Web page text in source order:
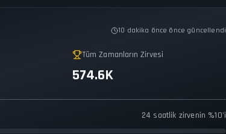
10 dakika önce önce güncellendi
Tüm Zamanların Zirvesi
574.6K
24 saatlik zirvenin %10'i